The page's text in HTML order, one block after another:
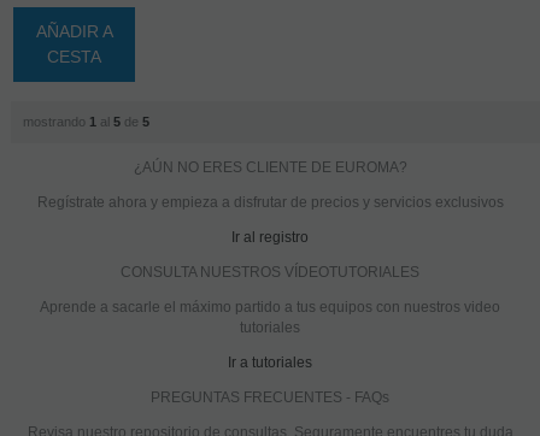
AÑADIR A
CESTA
mostrando 1 al 5de 5
¿AÚN NO ERES CLIENTE DE EUROMA?
Regístrate ahora y empieza a disfrutar de precios y servicios exclusivos
Ir al registro
CONSULTA NUESTROS VÍDEOTUTORIALES
Aprende a sacarle el máximo partido a tus equipos con nuestros video
tutoriales
Ir a tutoriales
PREGUNTAS FRECUENTES - FAQs
Revisa nuestro repositorio de consultas. Seguramente encuentres tu duda